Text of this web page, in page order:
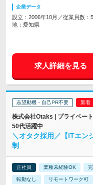
企業データ
設立：2006年10月／従業員数：
地：愛知県
求人詳細を見る
志望動機・自己PR不要
株式会社Otaks | プライベー
50代活躍中
＼オタク採用／【ITエン
制
正社員 業種未経験OK
転勤なし リモートワーク可